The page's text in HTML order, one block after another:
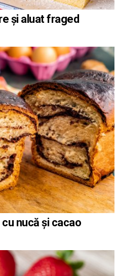
și aluat fraged
nucă și cacao